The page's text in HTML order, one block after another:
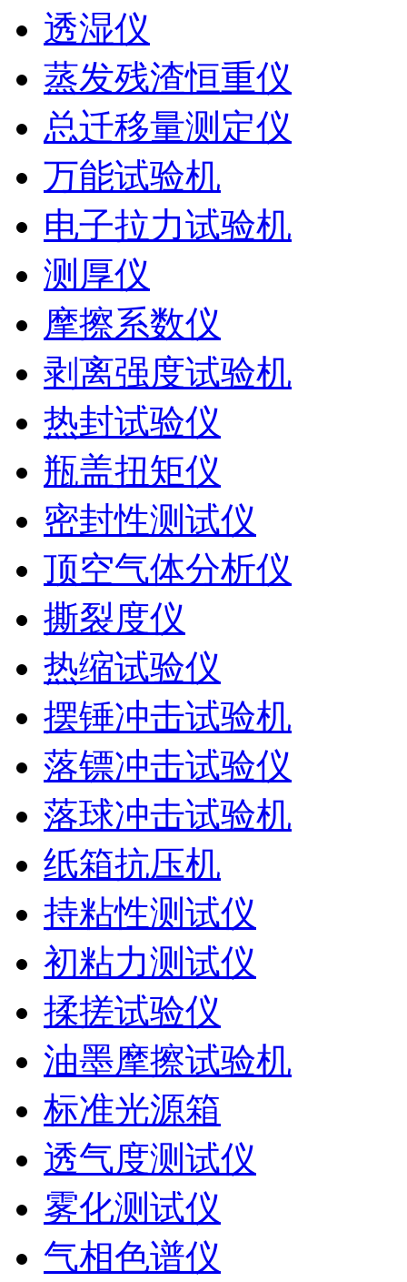
透湿仪
蒸发残渣恒重仪
总迁移量测定仪
万能试验机
电子拉力试验机
测厚仪
摩擦系数仪
剥离强度试验机
热封试验仪
瓶盖扭矩仪
密封性测试仪
顶空气体分析仪
撕裂度仪
热缩试验仪
摆锤冲击试验机
落镖冲击试验仪
落球冲击试验机
纸箱抗压机
持粘性测试仪
初粘力测试仪
揉搓试验仪
油墨摩擦试验机
标准光源箱
透气度测试仪
雾化测试仪
气相色谱仪